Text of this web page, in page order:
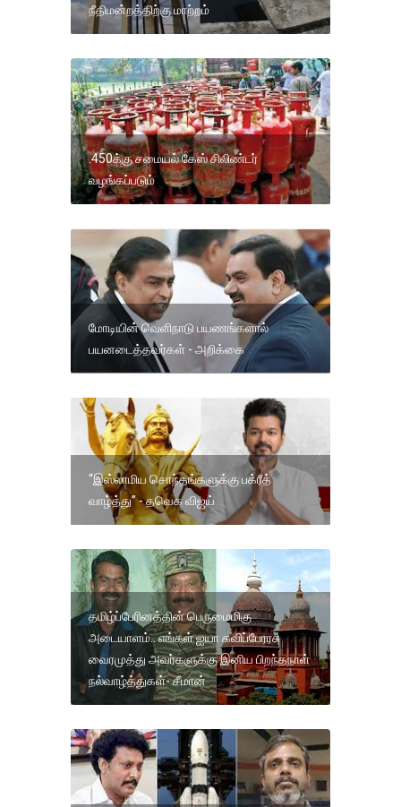
நீதிமன்றத்திற்கு மாற்றம்
.450க்கு சமையல் கேஸ் சிலிண்டர்
வழங்கப்படும்
மோடியின் வெளிநாடு பயணங்களால்
பயனடைத்தவர்கள் - அறிக்கை
“இஸ்லாமிய சொந்தங்களுக்கு பக்ரீத்
வாழ்த்து” - தவெக விஜய்
தமிழ்ப்பேரினத்தின் பெருமைமிகு
அடையாளம்.. எங்கள் ஐயா கவிப்பேரரசு
வைரமுத்து அவர்களுக்கு இனிய பிறந்தநாள்
நல்வாழ்த்துகள்- சீமான்